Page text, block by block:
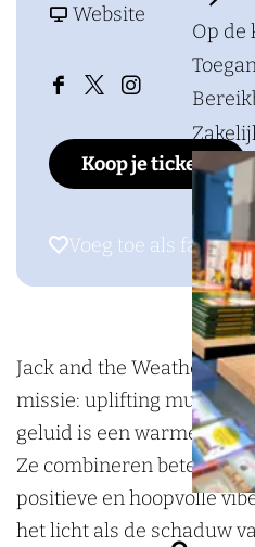
Op de
c
k
a
n
d
h
e
W
e
a
t
h
e
r
m
r
a
k
a
d
W
e
a
t
h
e
a
J
c
k
n
e
W
e
a
t
h
a
k
n
d
h
a
t
h
e
r
m
Website
a
c
a
h
e
W
e
a
t
F
e
b
o
o
D
o
o
r
n
r
X
o
o
n
r
o
s
j
e
P
o
I
s
t
r
m
D
o
o
r
n
Koop je tickets
Voeg toe als favoriet
Voeg toe als favoriet
Jack and the
missie: uplifting muziek
geluid is een warme mix
Ze combineren
positieve en hoopvolle
het licht als de schaduw